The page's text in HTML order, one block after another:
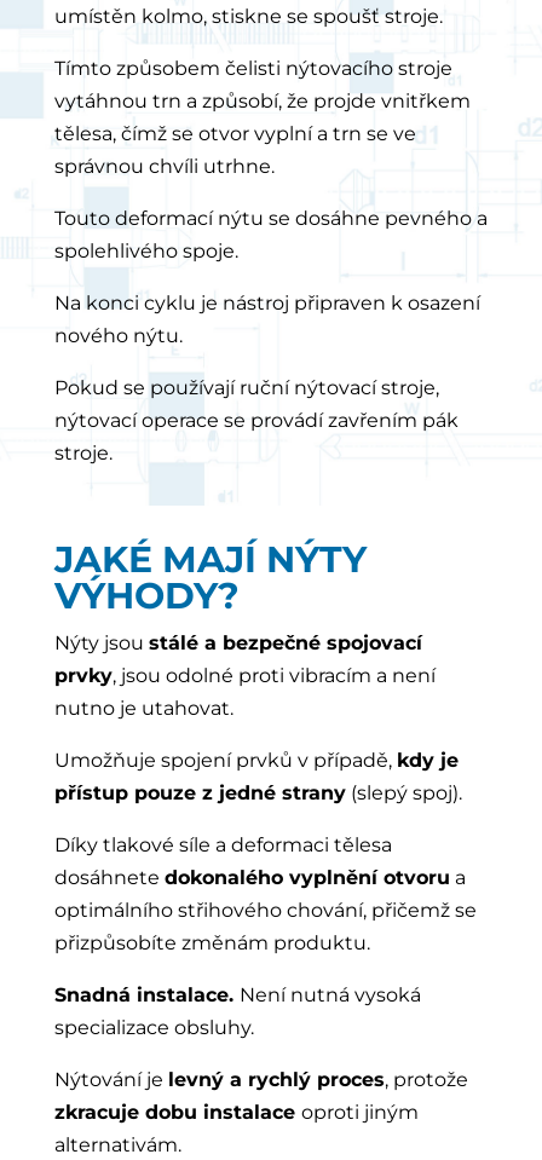
umístěn kolmo, stiskne se spoušť stroje.
Tímto způsobem čelisti nýtovacího stroje
vytáhnou trn a způsobí, že projde vnitřkem
tělesa, čímž se otvor vyplní a trn se ve
správnou chvíli utrhne.
Touto deformací nýtu se dosáhne pevného a
spolehlivého spoje.
Na konci cyklu je nástroj připraven k osazení
nového nýtu.
Pokud se používají ruční nýtovací stroje,
nýtovací operace se provádí zavřením pák
stroje.
JAKÉ MAJÍ NÝTY
VÝHODY?
Nýty jsou stálé a bezpečné spojovací
prvky, jsou odolné proti vibracím a není
nutno je utahovat.
Umožňuje spojení prvků v případě, kdy je
přístup pouze z jedné strany(slepý spoj).
Díky tlakové síle a deformaci tělesa
dosáhnete dokonalého vyplnění otvoru a
optimálního střihového chování, přičemž se
přizpůsobíte změnám produktu.
Snadná instalace. Není nutná vysoká
specializace obsluhy.
Nýtování je levný a rychlý proces, protože
zkracuje dobu instalace oproti jiným
alternativám.